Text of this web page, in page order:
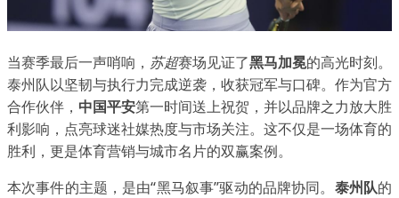
当赛季最后一声哨响， 苏超赛场见证了黑马加冕的高光时刻。
泰州队以坚韧与执行力完成逆袭，收获冠军与口碑。作为官方
合作伙伴， 中国平安第一时间送上祝贺，并以品牌之力放大胜
利影响，点亮球迷社媒热度与市场关注。这不仅是一场体育的
胜利，更是体育营销与城市名片的双赢案例。
本次事件的主题，是由“黑马叙事”驱动的品牌协同。 泰州队的